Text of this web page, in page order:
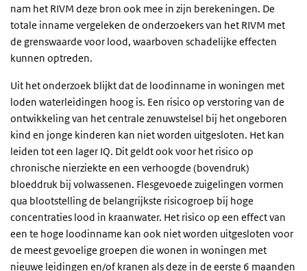
nam het RIVM deze bron ook mee in zijn berekeningen. De
totale inname vergeleken de onderzoekers van het RIVM met
de grenswaarde voor lood, waarboven schadelijke effecten
kunnen optreden.
Uit het onderzoek blijkt dat de loodinname in woningen met
loden waterleidingen hoog is. Een risico op verstoring van de
ontwikkeling van het centrale zenuwstelsel bij het ongeboren
kind en jonge kinderen kan niet worden uitgesloten. Het kan
leiden tot een lager IQ. Dit geldt ook voor het risico op
chronische nierziekte en een verhoogde (bovendruk)
bloeddruk bij volwassenen. Flesgevoede zuigelingen vormen
qua blootstelling de belangrijkste risicogroep bij hoge
concentraties lood in kraanwater. Het risico op een effect van
een te hoge loodinname kan ook niet worden uitgesloten voor
de meest gevoelige groepen die wonen in woningen met
nieuwe leidingen en/of kranen als deze in de eerste 6 maanden